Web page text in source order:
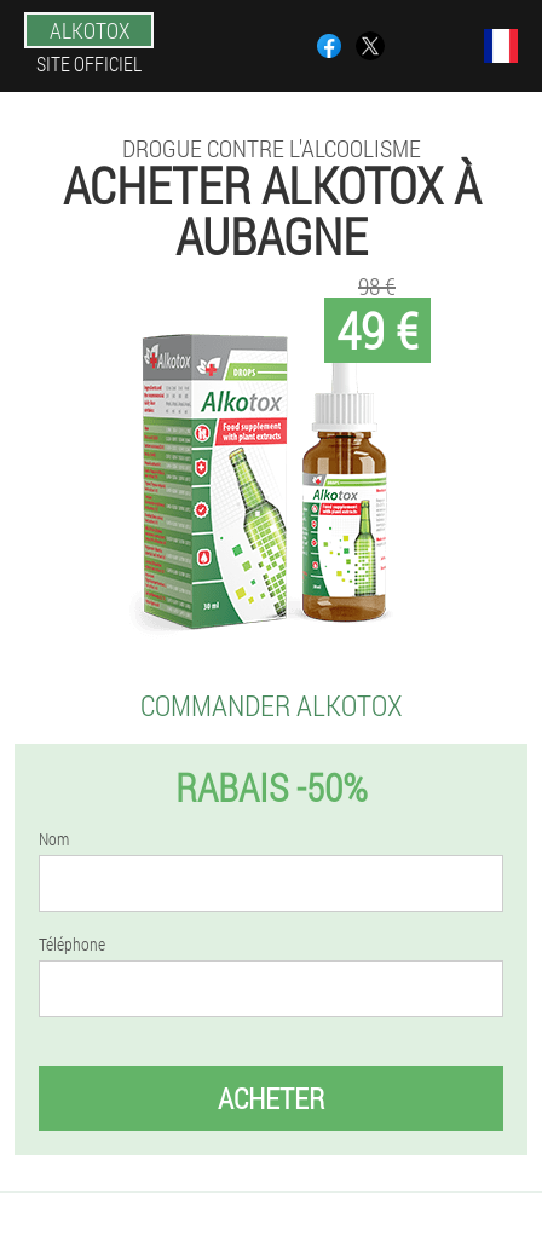
ALKOTOX
SITE OFFICIEL
DROGUE CONTRE L'ALCOOLISME
ACHETER ALKOTOX À
AUBAGNE
49 €
98 €
COMMANDER ALKOTOX
RABAIS -50%
Nom
Téléphone
ACHETER